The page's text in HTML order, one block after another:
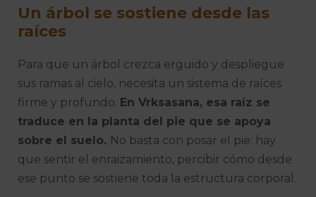
Un árbol se sostiene desde las
raíces
Para que un árbol crezca erguido y despliegue
sus ramas al cielo, necesita un sistema de raíces
firme y profundo. En Vrksasana, esa raíz se
traduce en la planta del pie que se apoya
sobre el suelo. No basta con posar el pie: hay
que sentir el enraizamiento, percibir cómo desde
ese punto se sostiene toda la estructura corporal.